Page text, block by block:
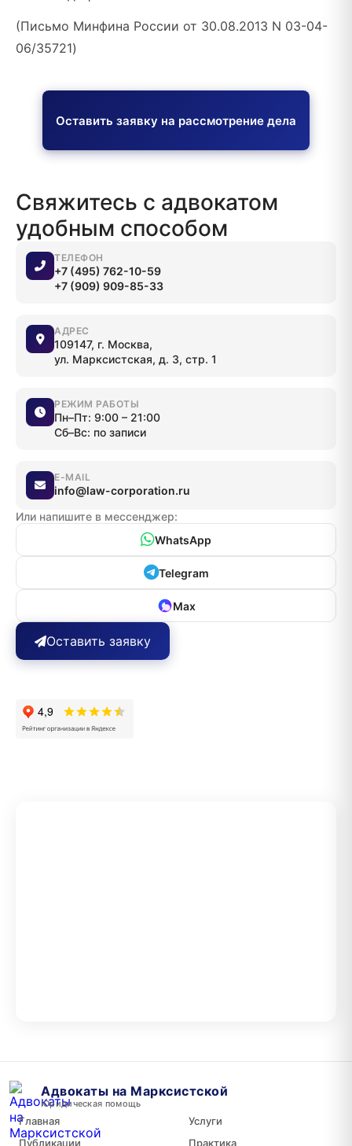
(Письмо Минфина России от 30.08.2013 N 03-04-
06/35721)
Оставить заявку на рассмотрение дела
Свяжитесь с адвокатом
удобным способом
ТЕЛЕФОН
+7 (495) 762-10-59
+7 (909) 909-85-33
АДРЕС
109147, г. Москва,
ул. Марксистская, д. 3, стр. 1
РЕЖИМ РАБОТЫ
Пн–Пт: 9:00 – 21:00
Сб–Вс: по записи
E-MAIL
info@law-corporation.ru
Или напишите в мессенджер:
WhatsApp
Telegram
Max
Оставить заявку
Адвокаты на Марксистской
Юридическая помощь
Главная
Услуги
Публикации
Практика